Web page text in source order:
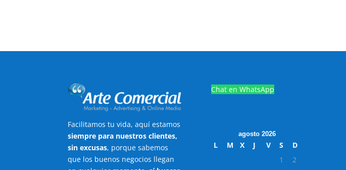
Facilitamos tu vida, aquí estamos
siempre para nuestros clientes,
sin excusas, porque sabemos
que los buenos negocios llegan
Chat en WhatsApp
agosto 2026
L M X J V S
D
1
2